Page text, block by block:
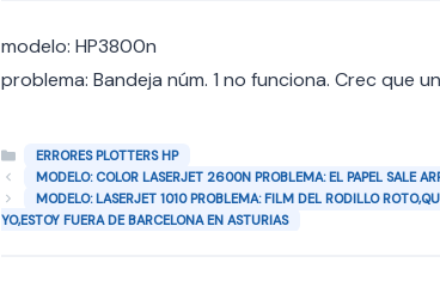
modelo: HP3800n
problema: Bandeja núm. 1 no funciona. Crec que
Categorías
ERRORES PLOTTERS HP
MODELO: COLOR LASERJET 2600N PROBLEMA: EL PAPEL SALE
MODELO: LASERJET 1010 PROBLEMA: FILM DEL RODILLO
YO,ESTOY FUERA DE BARCELONA EN ASTURIAS